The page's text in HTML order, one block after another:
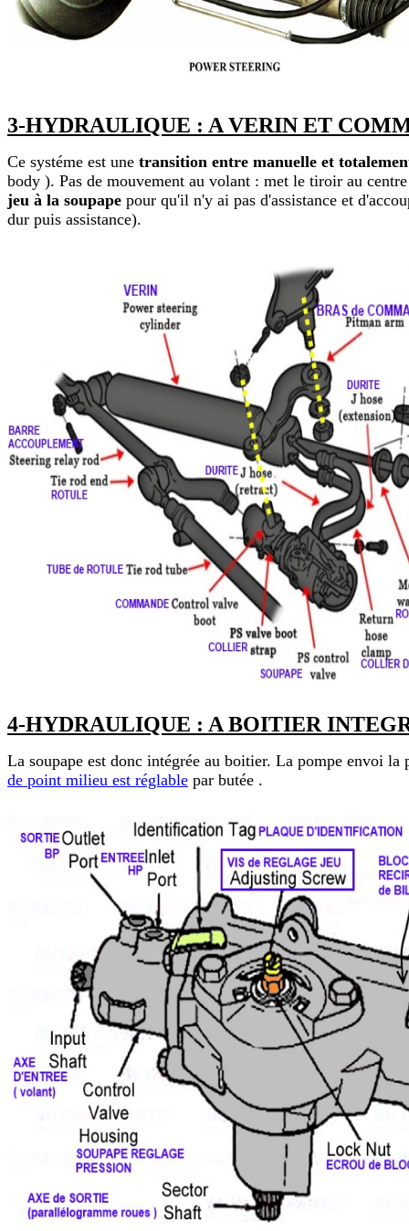
3-HYDRAULIQUE : A VERIN ET
Ce systéme est une transition entre manuelle et
body ). Pas de mouvement au volant : met le tiroir au
jeu à la soupape pour qu'il n'y ai pas d'assistance et
dur puis assistance).
4-HYDRAULIQUE : A BOITIER
La soupape est donc intégrée au boitier. La pompe envoi la
de point milieu est réglable par butée .